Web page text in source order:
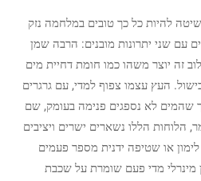
להיות כל כך טובים במלחמה נזק
עם שני יתרונות מובנים: הרבה שמן
זה יוצר משהו כמו חומת דחיית מים
העץ עצמו צפוף למדי, עם גרגרים
שהמים לא נספגים פנימה בעומק, שם
הלוחות הללו נשארים ישרים ויציבים
או שטיפה ידנית מספר פעמים
מדי פעם שומרת על שכבת